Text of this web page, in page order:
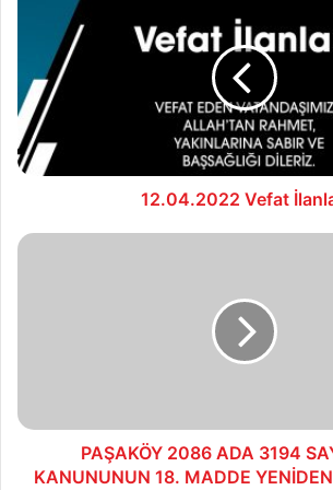
12.04.2022 Vefat
PAŞAKÖY
MADDE
UYGULAMASI
PAŞAKÖY 2086 ADA 3194
KANUNUNUN 18. MADDE